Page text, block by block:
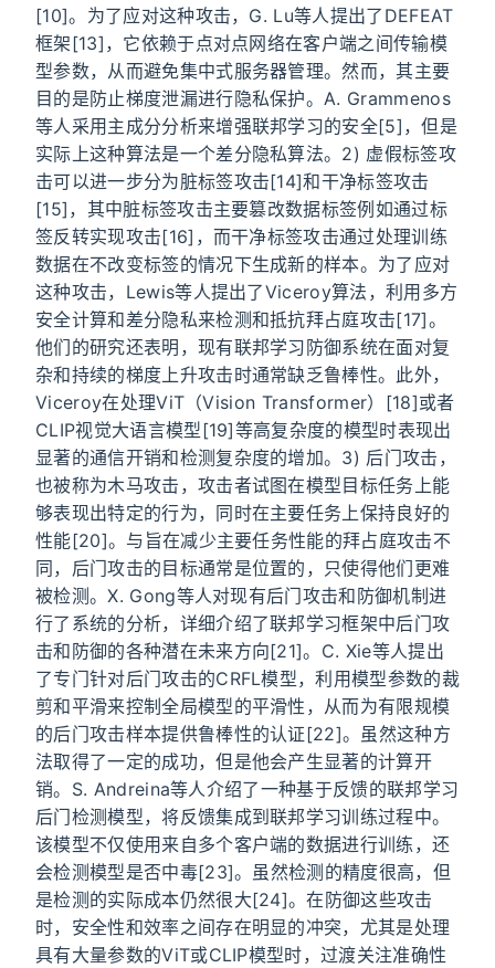
[10]。为了应对这种攻击，G. Lu等人提出了DEFEAT
框架[13]，它依赖于点对点网络在客户端之间传输模
型参数，从而避免集中式服务器管理。然而，其主要
目的是防止梯度泄漏进行隐私保护。A. Grammenos
等人采用主成分分析来增强联邦学习的安全[5]，但是
实际上这种算法是一个差分隐私算法。2) 虚假标签攻
击可以进一步分为脏标签攻击[14]和干净标签攻击
[15]，其中脏标签攻击主要篡改数据标签例如通过标
签反转实现攻击[16]，而干净标签攻击通过处理训练
数据在不改变标签的情况下生成新的样本。为了应对
这种攻击，Lewis等人提出了Viceroy算法，利用多方
安全计算和差分隐私来检测和抵抗拜占庭攻击[17]。
他们的研究还表明，现有联邦学习防御系统在面对复
杂和持续的梯度上升攻击时通常缺乏鲁棒性。此外，
Viceroy在处理ViT（Vision Transformer）[18]或者
CLIP视觉大语言模型[19]等高复杂度的模型时表现出
显著的通信开销和检测复杂度的增加。3) 后门攻击，
也被称为木马攻击，攻击者试图在模型目标任务上能
够表现出特定的行为，同时在主要任务上保持良好的
性能[20]。与旨在减少主要任务性能的拜占庭攻击不
同，后门攻击的目标通常是位置的，只使得他们更难
被检测。X. Gong等人对现有后门攻击和防御机制进
行了系统的分析，详细介绍了联邦学习框架中后门攻
击和防御的各种潜在未来方向[21]。C. Xie等人提出
了专门针对后门攻击的CRFL模型，利用模型参数的裁
剪和平滑来控制全局模型的平滑性，从而为有限规模
的后门攻击样本提供鲁棒性的认证[22]。虽然这种方
法取得了一定的成功，但是他会产生显著的计算开
销。S. Andreina等人介绍了一种基于反馈的联邦学习
后门检测模型，将反馈集成到联邦学习训练过程中。
该模型不仅使用来自多个客户端的数据进行训练，还
会检测模型是否中毒[23]。虽然检测的精度很高，但
是检测的实际成本仍然很大[24]。在防御这些攻击
时，安全性和效率之间存在明显的冲突，尤其是处理
具有大量参数的ViT或CLIP模型时，过渡关注准确性